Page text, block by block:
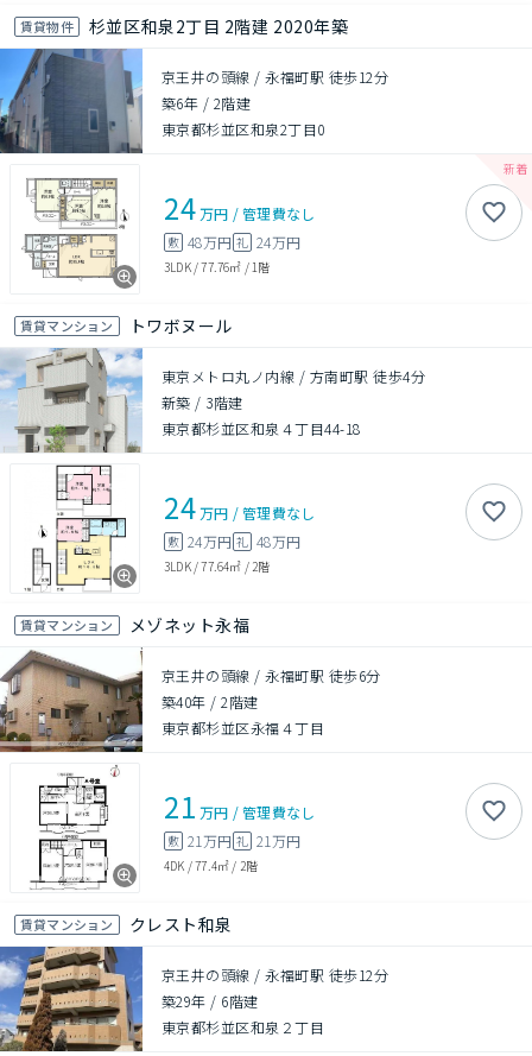
賃貸物件 杉並区和泉2丁目 2階建 2020年築
京王井の頭線 / 永福町駅 徒歩12分
築6年 / 2階建
東京都杉並区和泉2丁目0
24万円 /管理費なし
敷 48万円 礼 24万円
3LDK/77.76㎡ / 1階
賃貸マンション トワボヌール
東京メトロ丸ノ内線 / 方南町駅 徒歩4分
新築 / 3階建
東京都杉並区和泉４丁目44-18
24万円 /管理費なし
敷 24万円 礼 48万円
3LDK/77.64㎡ / 2階
賃貸マンション メゾネット永福
京王井の頭線 / 永福町駅 徒歩6分
築40年 /2階建
東京都杉並区永福４丁目
21 万円 /管理費なし
敷 21万円 礼 21万円
4DK /77.4㎡ / 2階
賃貸マンション クレスト和泉
京王井の頭線 / 永福町駅 徒歩12分
築29年 / 6階建
東京都杉並区和泉２丁目